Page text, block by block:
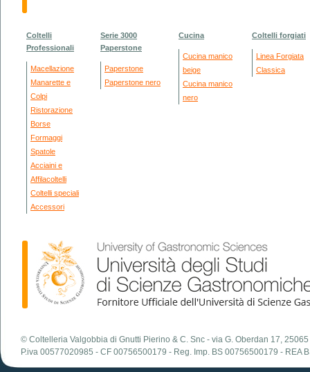
Coltelli
Professionali
Macellazione
Manarette e
Colpi
Ristorazione
Borse
Formaggi
Spatole
Acciaini e
Affilacoltelli
Coltelli speciali
Accessori
Serie 3000
Paperstone
Paperstone
Paperstone nero
Cucina
Cucina manico
beige
Cucina manico
nero
Coltelli forgiati
Linea Forgiata
Classica
© Coltelleria Valgobbia di Gnutti Pierino & C. Snc - via G. Oberdan 17,
P.iva 00577020985 - CF 00756500179 - Reg. Imp. BS 00756500179 - REA